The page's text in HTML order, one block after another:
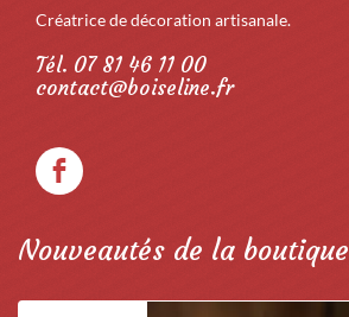
Créatrice de décoration artisanale.
Tél. 07 81 46 11 00
contact@boiseline.fr
Nouveautés de la boutique